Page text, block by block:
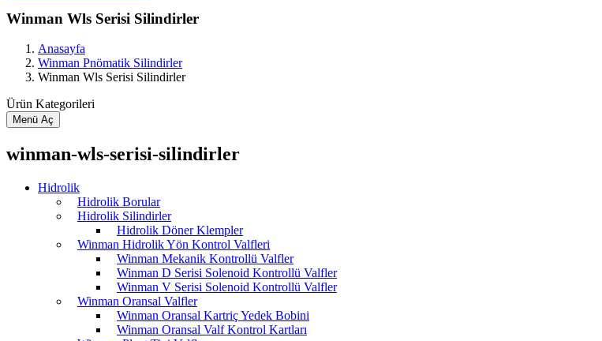
Winman Wls Serisi Silindirler
Anasayfa
Winman Pnömatik Silindirler
Winman Wls Serisi Silindirler
Ürün Kategorileri
Menü Aç
winman-wls-serisi-silindirler
Hidrolik
Hidrolik Borular
Hidrolik Silindirler
Hidrolik Döner Klempler
Winman Hidrolik Yön Kontrol Valfleri
Winman Mekanik Kontrollü Valfler
Winman D Serisi Solenoid Kontrollü Valfler
Winman V Serisi Solenoid Kontrollü Valfler
Winman Oransal Valfler
Winman Oransal Kartriç Yedek Bobini
Winman Oransal Valf Kontrol Kartları